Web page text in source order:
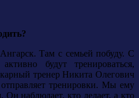
Там с семьей побуду. С
будут тренироваться,
тренер Никита Олегович
тренировки. Мы ему
Он наблюдает, кто делает, а кто